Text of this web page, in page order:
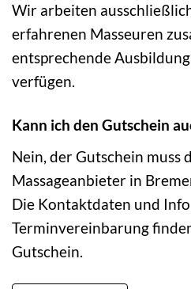
Wir arbeiten
erfahrenen Masseuren
entsprechende
verfügen.
Kann ich den Gutschein
Nein, der Gutschein muss
Massageanbieter in
Die Kontaktdaten und
Terminvereinbarung
Gutschein.